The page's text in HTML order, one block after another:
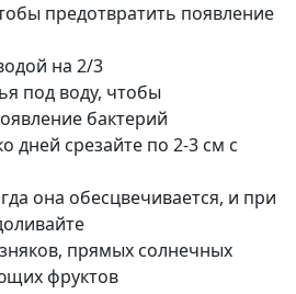
предотвратить появление
на 2/3
под воду, чтобы
бактерий
дней срезайте по 2-3 см с
она обесцвечивается, и при
прямых солнечных
фруктов